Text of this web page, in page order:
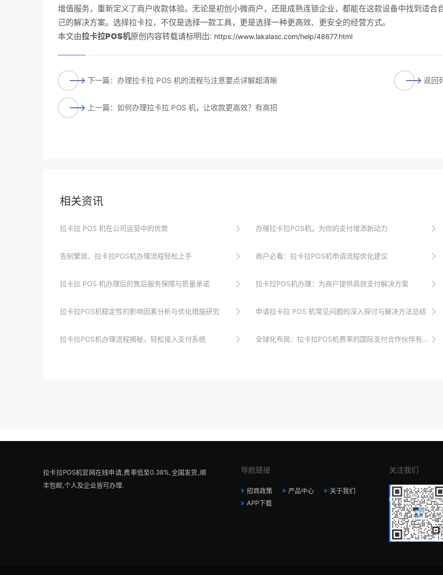
增值服务，重新定义了商户收款体验。无论是初创小微商户，还是成熟连锁企业，都能在这款设备中找到适合
己的解决方案。选择拉卡拉，不仅是选择一款工具，更是选择一种更高效、更安全的经营方式。
本文由拉卡拉POS机原创内容转载请标明出: https://www.lakalasc.com/help/48677.html
下一篇：办理拉卡拉 POS 机的流程与注意要点详解超清晰
上一篇：如何办理拉卡拉 POS 机，让收款更高效？有高招
返回
相关资讯
拉卡拉 POS 机在公司运营中的优势 办理拉卡拉POS机，为你的支付增添新动力
告别繁琐，拉卡拉POS机办理流程轻松上手 商户必看：拉卡拉POS机申请流程优化建议
拉卡拉 POS 机办理后的售后服务保障与质量承诺 拉卡拉POS机办理：为商户提供高效支付解决方案
拉卡拉POS机稳定性的影响因素分析与优化措施研究 申请拉卡拉 POS 机常见问题的深入探讨与解决方法总结
拉卡拉POS机办理流程揭秘，轻松接入支付系统 全球化布局：拉卡拉POS机费率的国际支付合作伙伴有哪些？
拉卡拉POS机官网在线申请,费率低至0.38%,全国发货,顺
丰包邮,个人及企业皆可办理.
导航链接
招商政策 产品中心
关于我们
APP下载
关注我们